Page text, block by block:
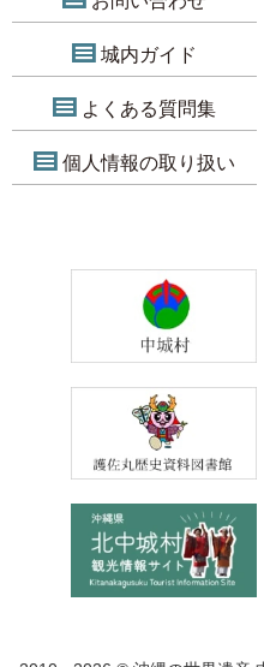
城内ガイド
よくある質問集
個人情報の取り扱い